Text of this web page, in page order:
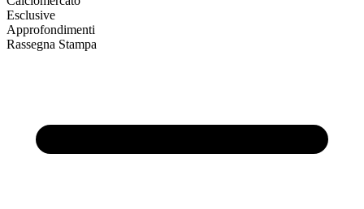
Esclusive
Approfondimenti
Rassegna Stampa